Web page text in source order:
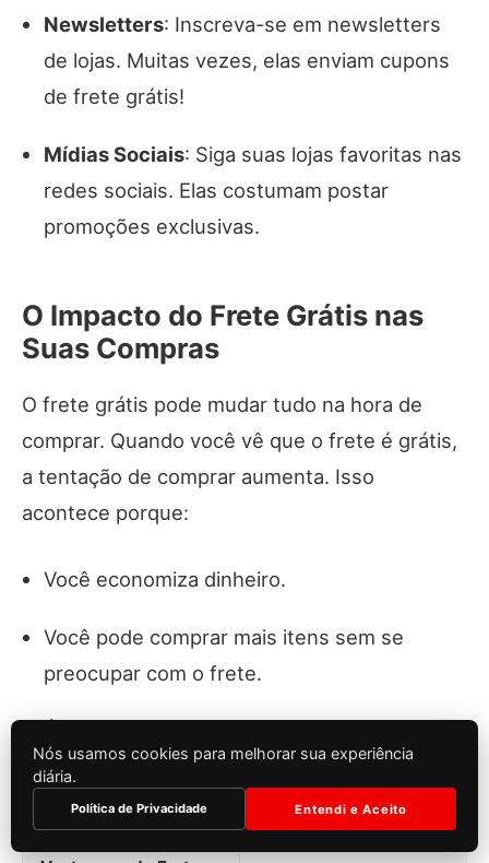
Newsletters: Inscreva-se em newsletters
de lojas. Muitas vezes, elas enviam cupons
de frete grátis!
Mídias Sociais: Siga suas lojas favoritas nas
redes sociais. Elas costumam postar
promoções exclusivas.
O Impacto do Frete Grátis nas
Suas Compras
O frete grátis pode mudar tudo na hora de
comprar. Quando você vê que o frete é grátis,
a tentação de comprar aumenta. Isso
acontece porque:
Você economiza dinheiro.
Você pode comprar mais itens sem se
preocupar com o frete.
estivesse fazendo um ótimo negócio.
Nós usamos cookies para melhorar sua experiência
diária.
Política de Privacidade Entendi e Aceito